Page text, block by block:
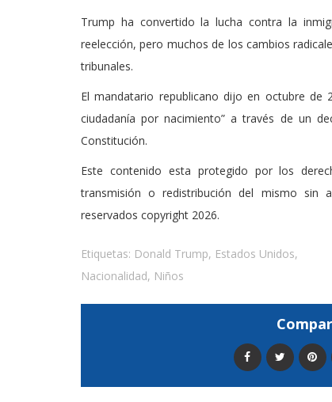
Trump ha convertido la lucha contra la
reelección, pero muchos de los cambios
tribunales.
El mandatario republicano dijo en octubre
ciudadanía por nacimiento” a través de un
Constitución.
Este contenido esta protegido por los
transmisión o redistribución del mismo sin
reservados copyright 2026.
Etiquetas: Donald Trump, Estados Unidos,
Nacionalidad, Niños